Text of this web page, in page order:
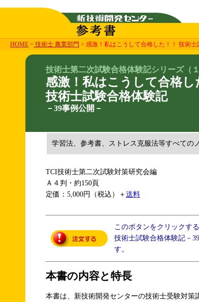
HOME > 技術士 農業部門 > 感激！私はこうして合格した！！ 技術士
技術士第二次試験合格体験記シリーズ（１
感激！私はこうして合格し
技術士試験合格体験記
－39事例公開－
学習法、参考書、ストレス克服法等すべての
TCI技術士第二次試験対策研究会編
Ａ４判・約150頁
定価：5,000円（税込）＋ 送料
このボタンをクリックす
技術士試験合格体験記－
す。
本書の内容と特長
本書は、新技術開発センターの技術士受験対策